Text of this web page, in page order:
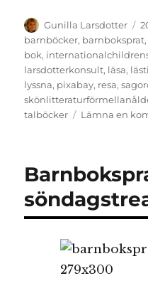
Författare
Gunilla Larsdotter
barnböcker, barnboksprat,
bok,
larsdotterkonsult, läsa,
lyssna, pixabay, resa,
talböcker
Lämna en